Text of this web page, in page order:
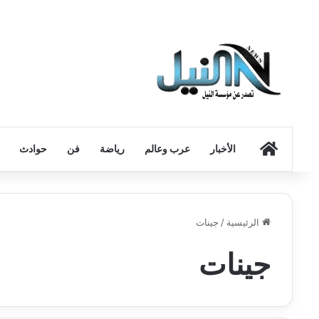
الرئيسيةالأخبار عرب وعالم رياضة فن حوادث
الرئيسية / جينات
جينات